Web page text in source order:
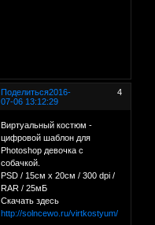
Поделиться 4
2016-
07-06 13:12:29
Виртуальный костюм -
цифровой шаблон для
Photoshop девочка с
собачкой.
PSD / 15см х 20см / 300 dpi /
RAR / 25мБ
Скачать здесь
http://solncewo.ru/virtkostyum/